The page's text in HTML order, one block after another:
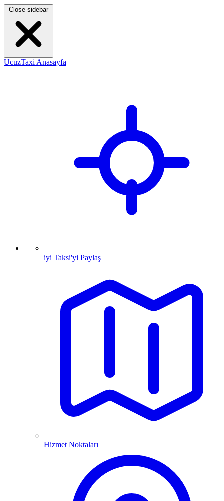
Close sidebar
UcuzTaxi Anasayfa
iyi Taksi'yi Paylaş
Hizmet Noktaları